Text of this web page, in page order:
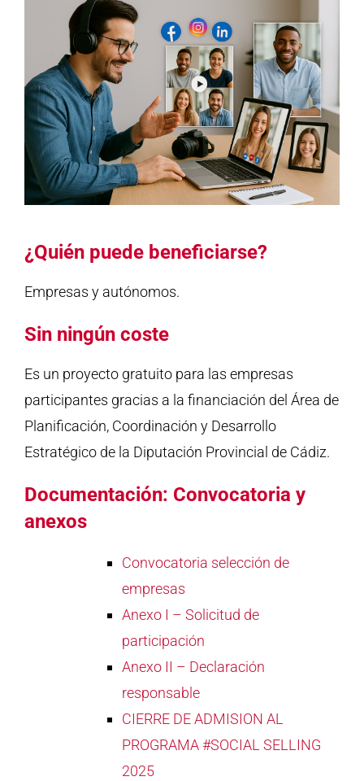
¿Quién puede beneficiarse?
Empresas y autónomos.
Sin ningún coste
Es un proyecto gratuito para las empresas
participantes gracias a la financiación del Área de
Planificación, Coordinación y Desarrollo
Estratégico de la Diputación Provincial de Cádiz.
Documentación: Convocatoria y
anexos
Convocatoria selección de
empresas
Anexo I – Solicitud de
participación
Anexo II – Declaración
responsable
CIERRE DE ADMISION AL
PROGRAMA #SOCIAL SELLING
2025